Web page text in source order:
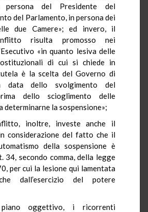
persona del Presidente del
del Parlamento, in persona dei
due Camere»; ed invero, il
risulta promosso nei
«in quanto lesiva delle
di cui si chiede in
è la scelta del Governo di
data dello svolgimento del
dello scioglimento delle
determinarne la sospensione»;
inoltre, investe anche il
considerazione del fatto che il
della sospensione è
34, secondo comma, della legge
per cui la lesione qui lamentata
dall’esercizio del potere
oggettivo, i ricorrenti